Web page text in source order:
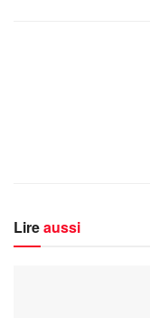
Lireaussi